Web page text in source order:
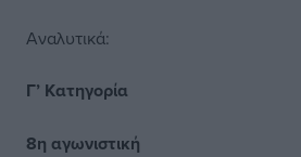
Αναλυτικά:
Γ’ Κατηγορία
8η αγωνιστική